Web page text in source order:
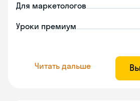
Для маркетологов
Уроки премиум
Читать дальше